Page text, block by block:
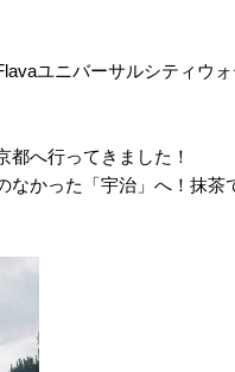
ユニバーサルシティウ
都へ行ってきました！
なかった「宇治」へ！抹茶